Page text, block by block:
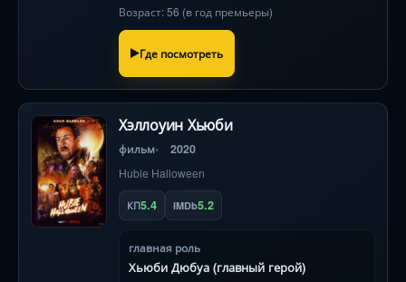
Возраст: 56 (в год премьеры)
Где посмотреть
Хэллоуин Хьюби
фильм 2020
Hubie Halloween
КП5.4 IMDb5.2
главная роль
Хьюби Дюбуа (главный герой)